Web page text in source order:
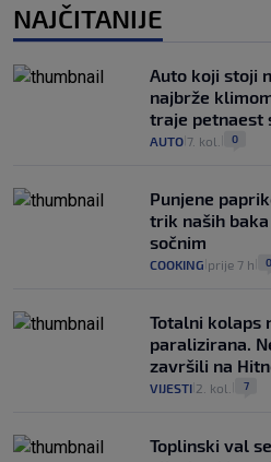
NAJČITANIJE
Auto koji stoji
najbrže
traje petnaest
AUTO 7. kol. 0
Punjene
trik naših
sočnim
COOKING prije 7 h 0
Totalni kolaps
paralizirana.
završili na
VIJESTI 2. kol. 7
Toplinski val